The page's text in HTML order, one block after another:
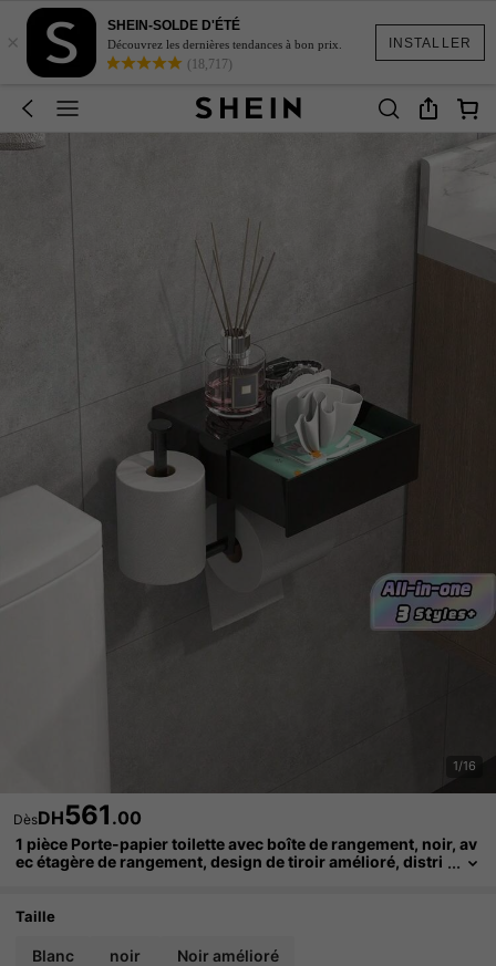
INSTALLER
×
SHEIN-SOLDE D'ÉTÉ
Découvrez les dernières tendances à bon prix.
(18,717)
1/16
DèsDH561 .00
1 pièce Porte-papier toilette avec boîte de rangement, noir, av
ec étagère de rangement, design de tiroir amélioré, distri
isateur de salle de bain, décoration d'automne, rentrée des cl
Taille
Blanc noir Noir amélioré